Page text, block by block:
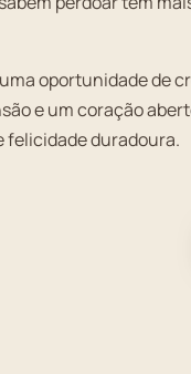
oportunidade de
e um coração
felicidade duradoura.